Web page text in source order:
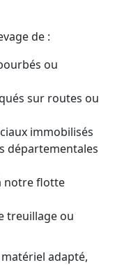
de :
ou
sur routes ou
immobilisés
départementales
notre flotte
treuillage ou
adapté,